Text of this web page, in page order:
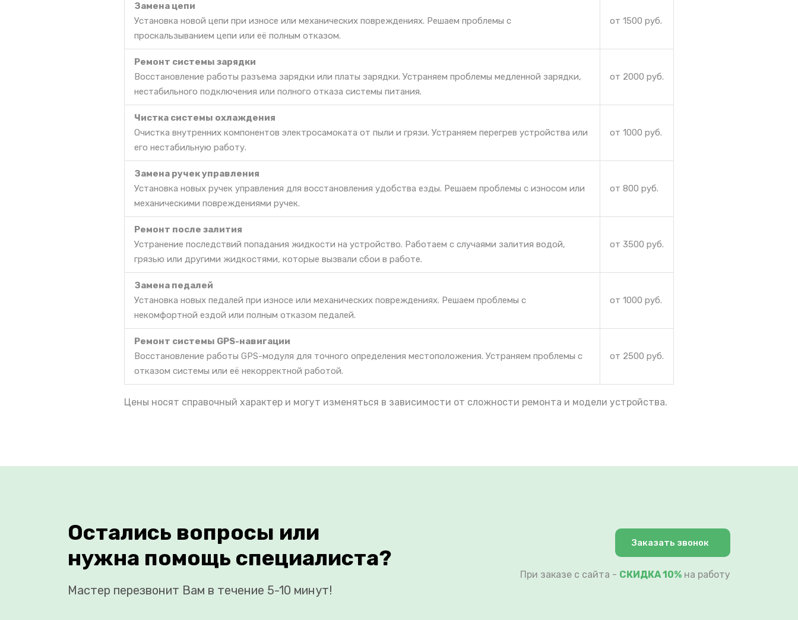
Замена цепи
Установка новой цепи при износе или механических повреждениях. Решаем проблемы с
проскальзыванием цепи или её полным отказом.
от 1500 руб.
Ремонт системы зарядки
Восстановление работы разъема зарядки или платы зарядки. Устраняем проблемы медленной зарядки,
нестабильного подключения или полного отказа системы питания.
от 2000 руб.
Чистка системы охлаждения
Очистка внутренних компонентов электросамоката от пыли и грязи. Устраняем перегрев устройства или
его нестабильную работу.
от 1000 руб.
Замена ручек управления
Установка новых ручек управления для восстановления удобства езды. Решаем проблемы с износом или
механическими повреждениями ручек.
от 800 руб.
Ремонт после залития
Устранение последствий попадания жидкости на устройство. Работаем с случаями залития водой,
грязью или другими жидкостями, которые вызвали сбои в работе.
от 3500 руб.
Замена педалей
Установка новых педалей при износе или механических повреждениях. Решаем проблемы с
некомфортной ездой или полным отказом педалей.
от 1000 руб.
Ремонт системы GPS-навигации
Восстановление работы GPS-модуля для точного определения местоположения. Устраняем проблемы с
отказом системы или её некорректной работой.
от 2500 руб.
Цены носят справочный характер и могут изменяться в зависимости от сложности ремонта и модели устройства.
Остались вопросы или
нужна помощь специалиста?
Мастер перезвонит Вам в течение 5-10 минут!
Заказать звонок
При заказе с сайта - СКИДКА 10% на работу